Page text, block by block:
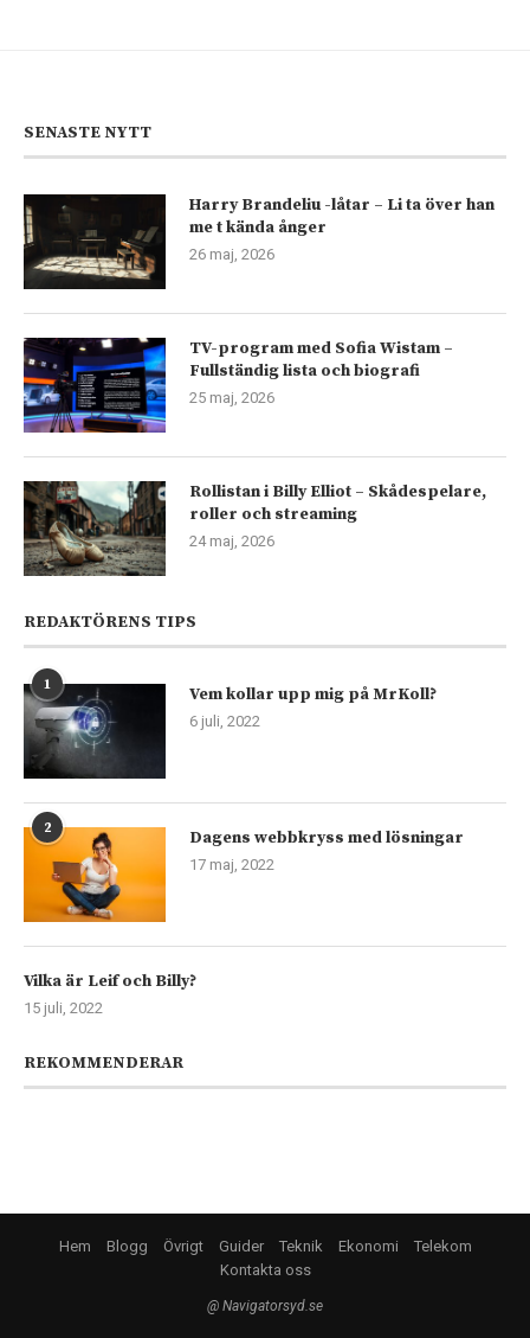
SENASTE NYTT
Harry Brandeliu -låtar – Li ta över han
me t kända ånger
26 maj, 2026
TV-program med Sofia Wistam –
Fullständig lista och biografi
25 maj, 2026
Rollistan i Billy Elliot – Skådespelare,
roller och streaming
24 maj, 2026
REDAKTÖRENS TIPS
1 Vem kollar upp mig på MrKoll?
6 juli, 2022
2 Dagens webbkryss med lösningar
17 maj, 2022
Vilka är Leif och Billy?
15 juli, 2022
REKOMMENDERAR
Hem Blogg Övrigt Guider Teknik Ekonomi
Telekom
Kontakta oss
@ Navigatorsyd.se